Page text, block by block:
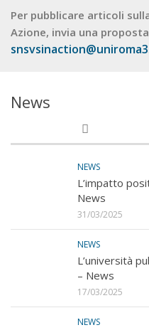
Per pubblicare articoli
Azione, invia una
News
NEWS
L’impatto
News
31/03/2025
NEWS
L’università
– News
17/03/2025
NEWS